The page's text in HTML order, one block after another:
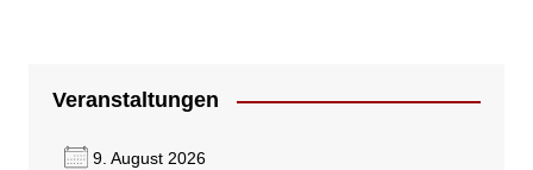
Veranstaltungen
9. August 2026